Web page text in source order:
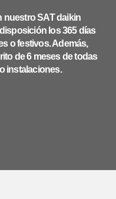
nuestro SAT daikin
los 365 días
o festivos. Además,
de 6 meses de todas
instalaciones.